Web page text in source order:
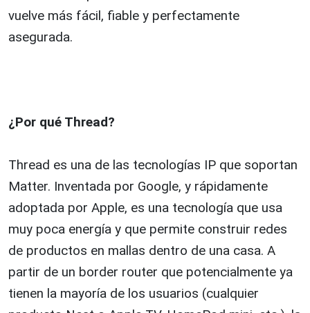
vuelve más fácil, fiable y perfectamente
asegurada.
¿Por qué Thread?
Thread es una de las tecnologías IP que soportan
Matter. Inventada por Google, y rápidamente
adoptada por Apple, es una tecnología que usa
muy poca energía y que permite construir redes
de productos en mallas dentro de una casa. A
partir de un border router que potencialmente ya
tienen la mayoría de los usuarios (cualquier